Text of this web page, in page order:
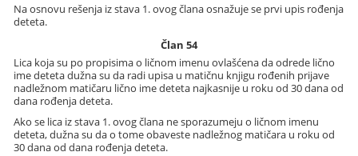
Na osnovu rešenja iz stava 1. ovog člana osnažuje se prvi upis rođenja
deteta.
Član 54
Lica koja su po propisima o ličnom imenu ovlašćena da odrede lično
ime deteta dužna su da radi upisa u matičnu knjigu rođenih prijave
nadležnom matičaru lično ime deteta najkasnije u roku od 30 dana od
dana rođenja deteta.
Ako se lica iz stava 1. ovog člana ne sporazumeju o ličnom imenu
deteta, dužna su da o tome obaveste nadležnog matičara u roku od
30 dana od dana rođenja deteta.